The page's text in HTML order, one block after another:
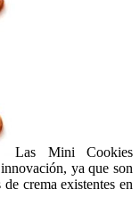
Las Mini Cookies
ya que son
crema existentes en